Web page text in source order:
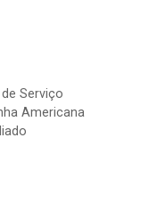
Serviço
Americana